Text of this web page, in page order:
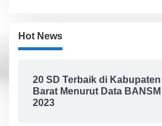
Hot News
20 SD Terbaik di
Barat Menurut Data
2023